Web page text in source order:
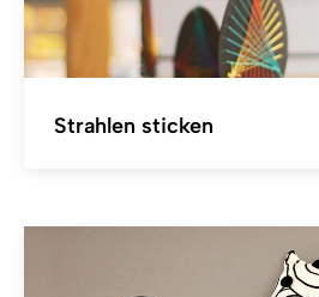
Strahlen sticken